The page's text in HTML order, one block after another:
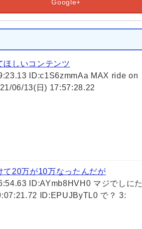
Google+
ほしいコンテンツ
ID:c1S6zmmAa MAX ride on
06/13(日) 17:57:28.22
て20万が10万なったんだが
ID:AYmb8HVH0 マジでしにた
ID:EPUJByTL0 で？ 3: